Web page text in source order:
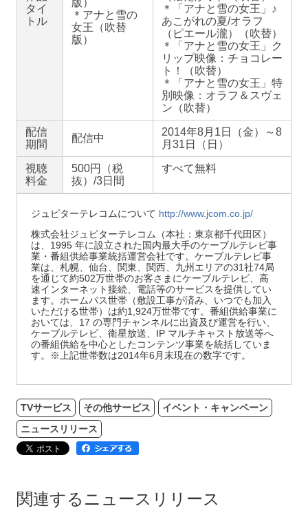
タイ
トル
版）
＊アナと雪の
女王（吹替
版）
＊「アナと雪の女王」♪
あこがれの夏/オラフ
（ピエール瀧）（吹替）
＊「アナと雪の女王」ク
リップ映像：チョコレー
ト！（吹替）
＊「アナと雪の女王」特
別映像：オラフ＆スヴェ
ン（吹替）
配信
期間
配信中
2014年8月1日（金）～8
月31日（日）
視聴
料金
500円（税
抜）/3日間
すべて無料
ジュピターテレコムについて http://www.jcom.co.jp/
株式会社ジュピターテレコム（本社：東京都千代田区）
は、1995 年に設立された国内最大手のケーブルテレビ事
業・番組供給事業統括運営会社です。ケーブルテレビ事
業は、札幌、仙台、関東、関西、九州エリアの31社74局
を通じて約502万世帯のお客さまにケーブルテレビ、高
速インターネット接続、電話等のサービスを提供してい
ます。ホームパス世帯（敷設工事が済み、いつでも加入
いただける世帯）は約1,924万世帯です。番組供給事業に
おいては、17 の専門チャンネルに出資及び運営を行い、
ケーブルテレビ、衛星放送、IP マルチキャスト放送等へ
の番組供給を中心としたコンテンツ事業を統括していま
す。※上記世帯数は2014年6月末現在の数字です。
TVサービス その他サービス
イベント・キャンペーン
ニュースリリース
関連するニュースリリース